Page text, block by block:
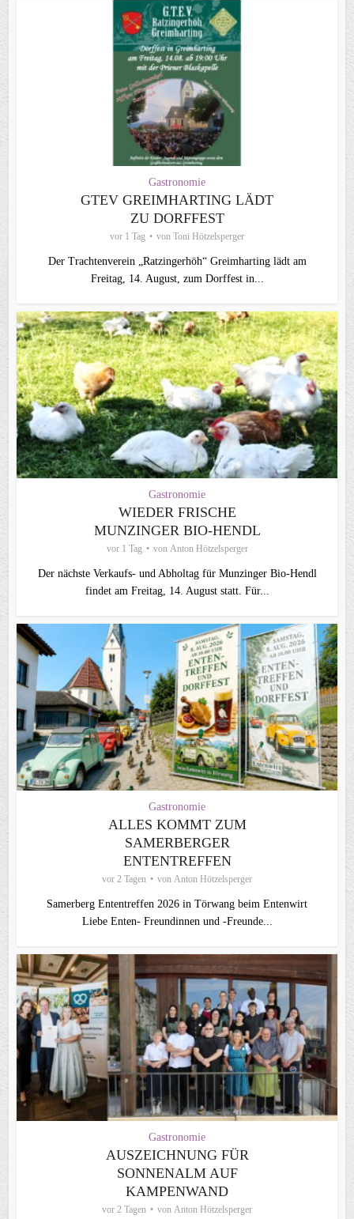
Gastronomie
GTEV GREIMHARTING LÄDT
ZU DORFFEST
vor 1 Tag von Toni Hötzelsperger
Der Trachtenverein „Ratzingerhöh“ Greimharting lädt am
Freitag, 14. August, zum Dorffest in...
Gastronomie
WIEDER FRISCHE
MUNZINGER BIO-HENDL
vor 1 Tag von Anton Hötzelsperger
Der nächste Verkaufs- und Abholtag für Munzinger Bio-Hendl
findet am Freitag, 14. August statt. Für...
Gastronomie
ALLES KOMMT ZUM
SAMERBERGER
ENTENTREFFEN
vor 2 Tagen von Anton Hötzelsperger
Samerberg Ententreffen 2026 in Törwang beim Entenwirt
Liebe Enten- Freundinnen und -Freunde...
Gastronomie
AUSZEICHNUNG FÜR
SONNENALM AUF
KAMPENWAND
vor 2 Tagen von Anton Hötzelsperger